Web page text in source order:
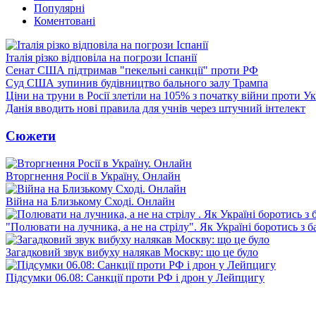
Популярні
Коментовані
Італія різко відповіла на погрози Іспанії
Сенат США підтримав "пекельні санкції" проти РФ
Суд США зупинив будівництво бального залу Трампа
Ціни на труни в Росії злетіли на 105% з початку війни проти
Данія вводить нові правила для учнів через штучний інтелект
Сюжети
Вторгнення Росії в Україну. Онлайн
Війна на Близькому Сході. Онлайн
"Полювати на лучника, а не на стрілу". Як Україні боротись з
Загадковий звук вибуху налякав Москву: що це було
Підсумки 06.08: Санкції проти РФ і дрон у Лейпцигу